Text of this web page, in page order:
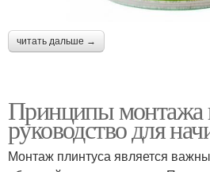
читать дальше →
Принципы монтажа
руководство для
Монтаж плинтуса является